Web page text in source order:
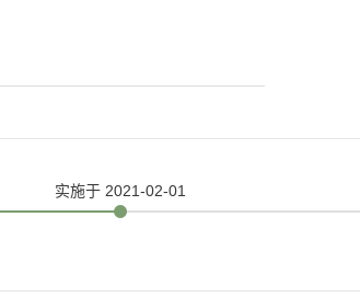
实施于 2021-02-01